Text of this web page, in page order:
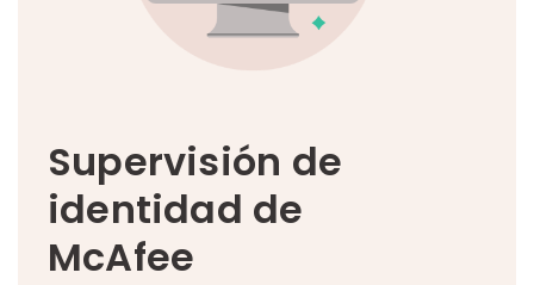
Supervisión de
identidad de
McAfee